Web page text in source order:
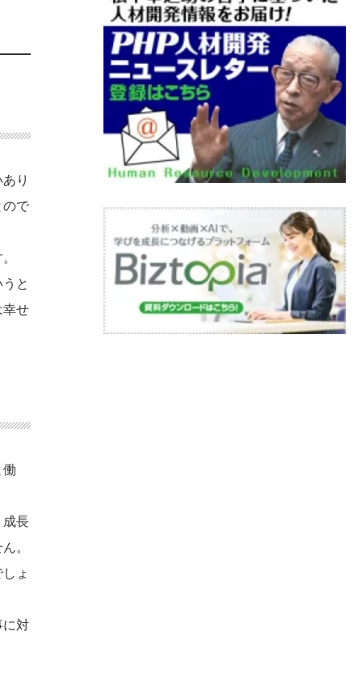
り
ので
と
幸せ
働
成長
。
ょ
に対